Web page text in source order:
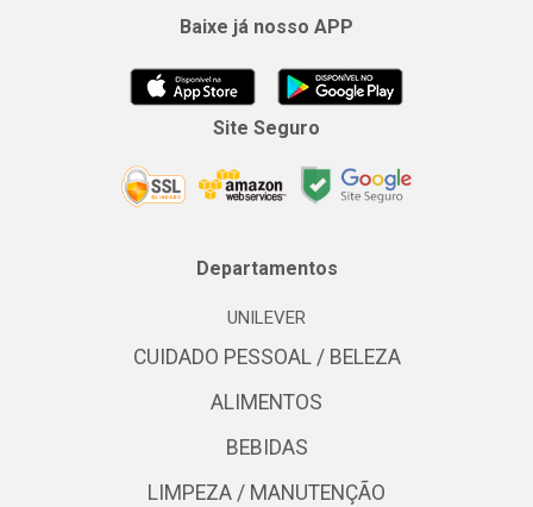
Baixe já nosso APP
Site Seguro
Departamentos
UNILEVER
CUIDADO PESSOAL / BELEZA
ALIMENTOS
BEBIDAS
LIMPEZA / MANUTENÇÃO